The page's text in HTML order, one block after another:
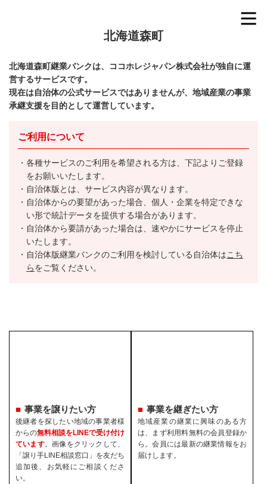
北海道森町
北海道森町継業バンクは、ココホレジャパン株式会社が独自に運
営するサービスです。
現在は自治体の公式サービスではありませんが、地域産業の事業
承継支援を目的として運営しています。
ご利用について
各種サービスのご利用を希望される方は、下記よりご登録
をお願いいたします。
自治体版とは、サービス内容が異なります。
自治体からの要望があった場合、個人・企業を特定できな
い形で統計データを提供する場合があります。
自治体から要請があった場合は、速やかにサービスを停止
いたします。
自治体版継業バンクのご利用を検討している自治体はこち
らをご覧ください。
事業を譲りたい方
後継者を探したい地域の事業者様
からの無料相談をLINEで受け付け
ています。画像をクリックして、
「譲り手LINE相談窓口」を友だち
追加後、お気軽にご相談くださ
い。
事業を継ぎたい方
地域産業の継業に興味のある方
は、まず利用料無料の会員登録か
ら。会員には最新の継業情報をお
届けします。